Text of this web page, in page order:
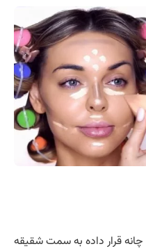
قرار داده به سمت شقیقه